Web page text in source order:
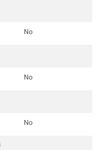
No
No
No